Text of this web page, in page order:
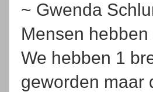
~ Gwenda
Mensen
We hebben 1
geworden maar